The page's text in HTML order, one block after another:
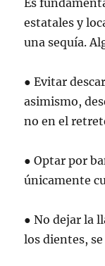
Es
estatales y
una sequía.
● Evitar
asimismo,
no en el
● Optar por
únicamente
● No dejar la
los dientes,